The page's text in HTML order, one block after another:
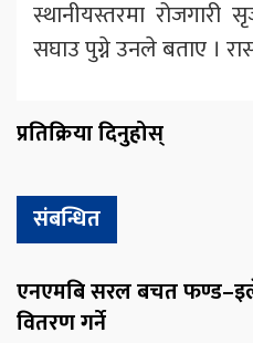
स्थानीयस्तरमा
सघाउ पुग्ने उनले बताए ।
प्रतिक्रिया दिनुहोस्
संबन्धित
एनएमबि सरल बचत
वितरण गर्ने